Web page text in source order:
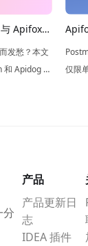
Apifox
发愁？本文
和 Apidog 搭
指南
仅限
分
产品
产品更新日
志
IDEA 插件